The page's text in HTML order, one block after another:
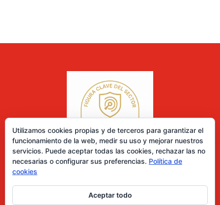
0 elementos
Utilizamos cookies propias y de terceros para garantizar el
funcionamiento de la web, medir su uso y mejorar nuestros
servicios. Puede aceptar todas las cookies, rechazar las no
necesarias o configurar sus preferencias. Política de
cookies
Aceptar todo